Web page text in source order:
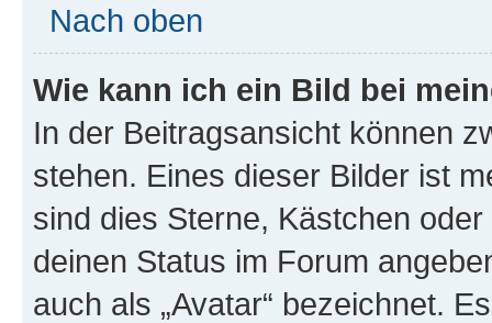
Nach oben
Wie kann ich ein Bild bei
In der Beitragsansicht können
stehen. Eines dieser Bilder ist
sind dies Sterne, Kästchen
deinen Status im Forum
auch als „Avatar“ bezeichnet.